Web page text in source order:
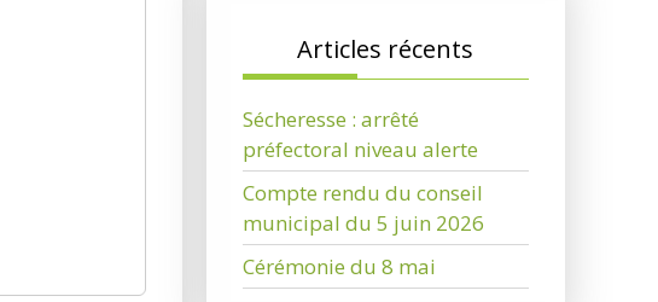
Articles récents
Sécheresse : arrêté
préfectoral niveau alerte
Compte rendu du conseil
municipal du 5 juin 2026
Cérémonie du 8 mai